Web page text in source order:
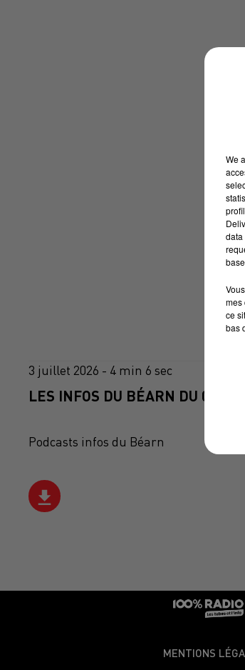
3 juillet 2026 - 4 min 6 sec
LES INFOS DU BÉARN DU 03/07/
Podcasts infos du Béarn
MENTIONS
We
data
mes
ce
bas